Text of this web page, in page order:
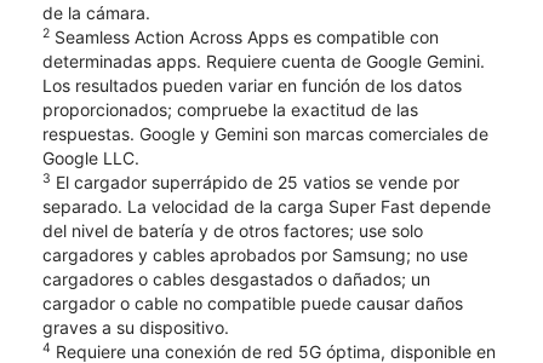
de la cámara.
2 Seamless Action Across Apps es compatible con
determinadas apps. Requiere cuenta de Google Gemini.
Los resultados pueden variar en función de los datos
proporcionados; compruebe la exactitud de las
respuestas. Google y Gemini son marcas comerciales de
Google LLC.
3 El cargador superrápido de 25 vatios se vende por
separado. La velocidad de la carga Super Fast depende
del nivel de batería y de otros factores; use solo
cargadores y cables aprobados por Samsung; no use
cargadores o cables desgastados o dañados; un
cargador o cable no compatible puede causar daños
graves a su dispositivo.
4 Requiere una conexión de red 5G óptima, disponible en